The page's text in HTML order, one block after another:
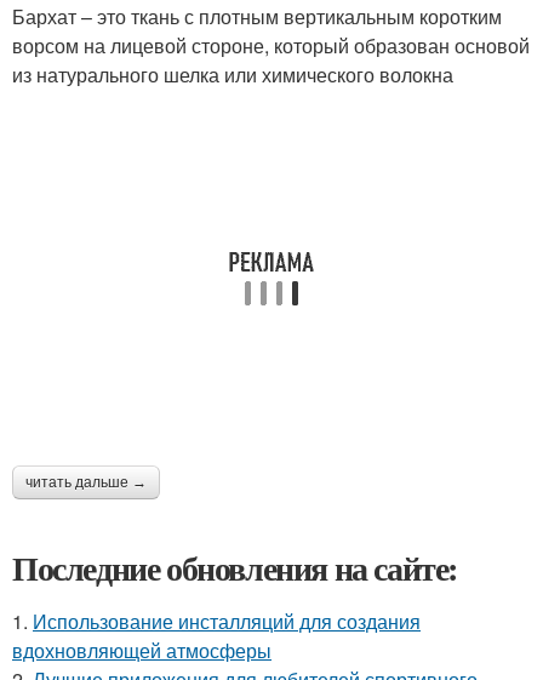
Бархат – это ткань с плотным вертикальным коротким
ворсом на лицевой стороне, который образован основой
из натурального шелка или химического волокна
читать дальше →
Последние обновления на сайте:
1. Использование инсталляций для создания
вдохновляющей атмосферы